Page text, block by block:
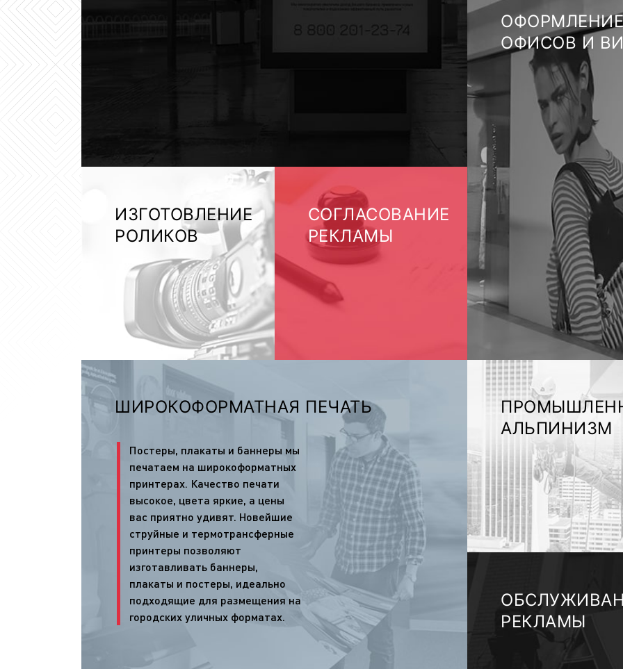
ОФИСОВ И
ИЗГОТОВЛЕНИЕ
РОЛИКОВ
СОГЛАСОВАНИЕ
РЕКЛАМЫ
ШИРОКОФОРМАТНАЯ ПЕЧАТЬ
Постеры, плакаты и баннеры мы
печатаем на широкоформатных
принтерах. Качество печати
высокое, цвета яркие, а цены
вас приятно удивят. Новейшие
струйные и термотрансферные
принтеры позволяют
изготавливать баннеры,
плакаты и постеры, идеально
подходящие для размещения на
городских уличных форматах.
АЛЬПИНИЗМ
РЕКЛАМЫ